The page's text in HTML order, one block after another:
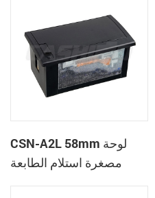
CSN-A2L 58mm لوحة
مصغرة استلام الطابعة